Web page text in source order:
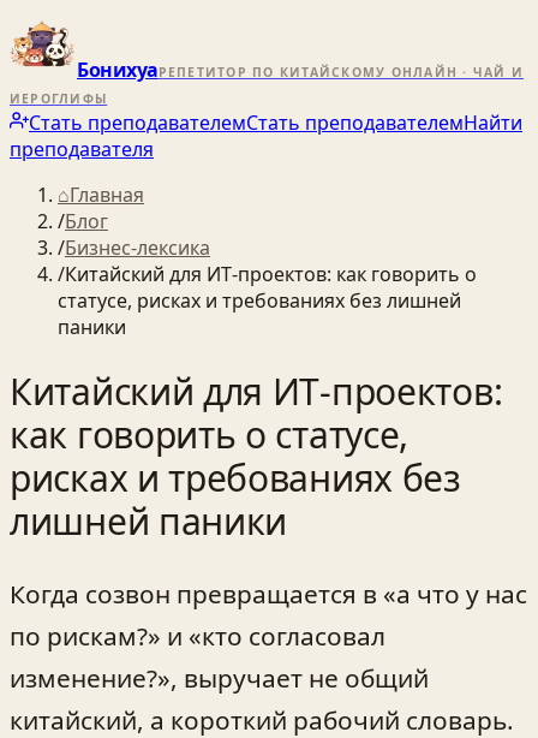
БонихуаРЕПЕТИТОР ПО КИТАЙСКОМУ ОНЛАЙН · ЧАЙ И
ИЕРОГЛИФЫ
Стать преподавателемСтать преподавателемНайти
преподавателя
⌂Главная
/Блог
/Бизнес-лексика
/Китайский для ИТ‑проектов: как говорить о
статусе, рисках и требованиях без лишней
паники
Китайский для ИТ‑проектов:
как говорить о статусе,
рисках и требованиях без
лишней паники
Когда созвон превращается в «а что у нас
по рискам?» и «кто согласовал
изменение?», выручает не общий
китайский, а короткий рабочий словарь.